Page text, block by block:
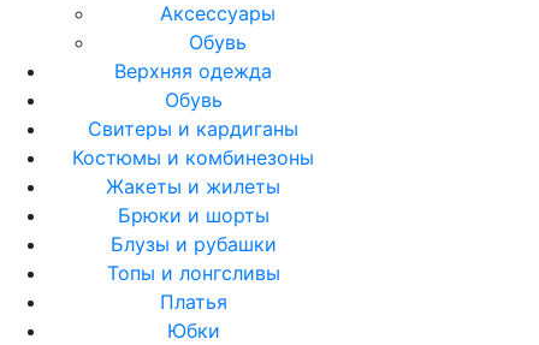
Аксессуары
Обувь
Верхняя одежда
Обувь
Свитеры и кардиганы
Костюмы и комбинезоны
Жакеты и жилеты
Брюки и шорты
Блузы и рубашки
Топы и лонгсливы
Платья
Юбки